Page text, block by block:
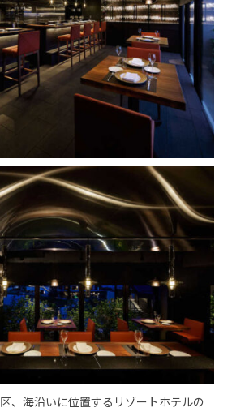
、海沿いに位置するリゾートホテルの